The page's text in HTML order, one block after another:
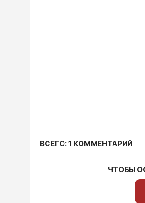
ВСЕГО: 1 КОММЕНТАРИЙ
ЧТОБЫ